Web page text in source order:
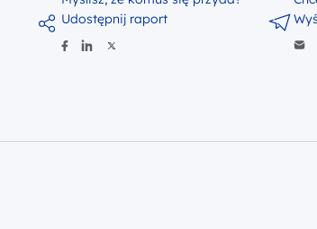
Udostępnij raport